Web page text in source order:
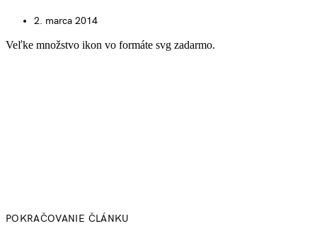
2. marca 2014
Veľke množstvo ikon vo formáte svg zadarmo.
POKRAČOVANIE ČLÁNKU